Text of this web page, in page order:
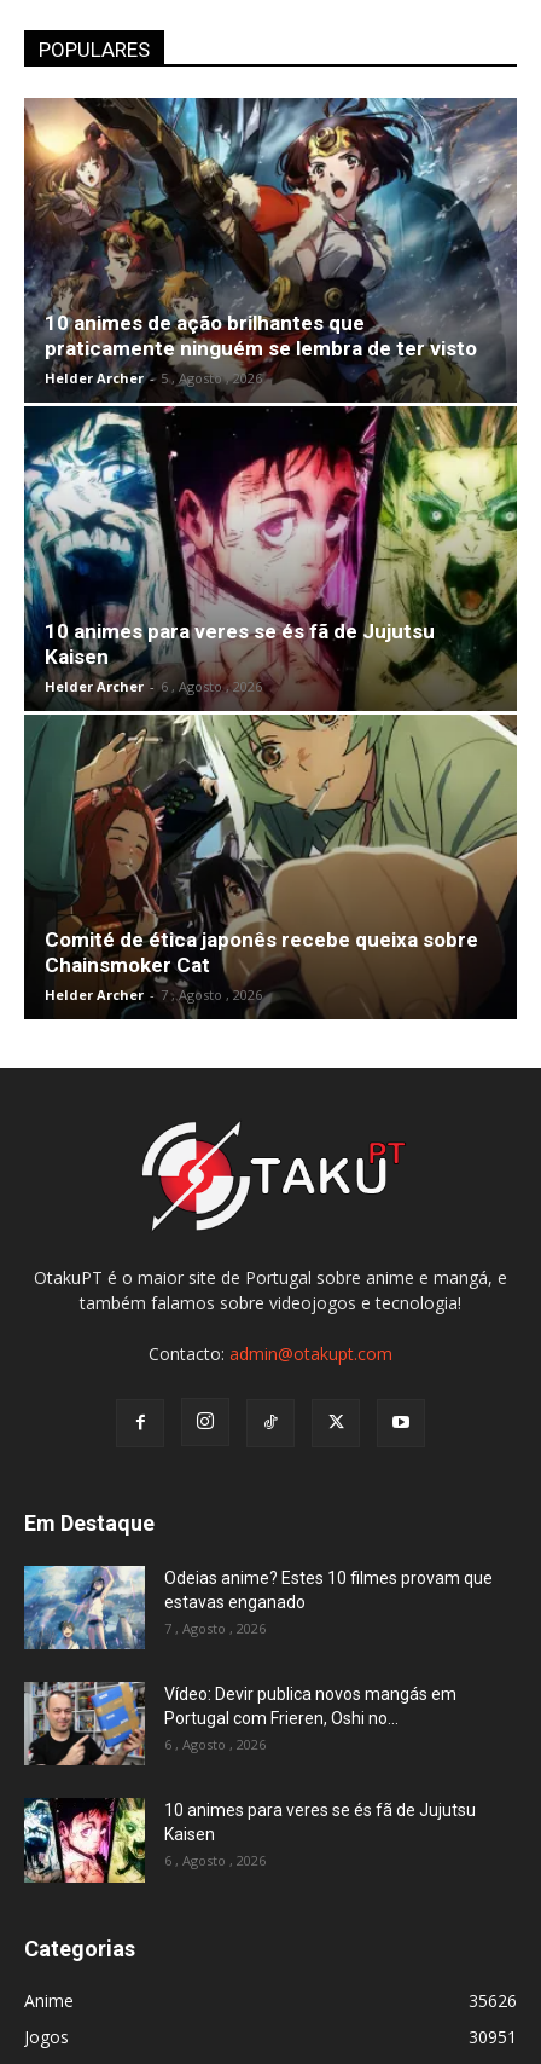
POPULARES
10 animes de ação brilhantes que
praticamente ninguém se lembra de ter visto
Helder Archer - 5 , Agosto , 2026
10 animes para veres se és fã de Jujutsu
Kaisen
Helder Archer - 6 , Agosto , 2026
Comité de ética japonês recebe queixa sobre
Chainsmoker Cat
Helder Archer - 7 , Agosto , 2026
OtakuPT é o maior site de Portugal sobre anime e mangá, e
também falamos sobre videojogos e tecnologia!
Contacto: admin@otakupt.com
Em Destaque
Odeias anime? Estes 10 filmes provam que
estavas enganado
7 , Agosto , 2026
Vídeo: Devir publica novos mangás em
Portugal com Frieren, Oshi no...
6 , Agosto , 2026
10 animes para veres se és fã de Jujutsu
Kaisen
6 , Agosto , 2026
Categorias
Anime
35626
Jogos
30951